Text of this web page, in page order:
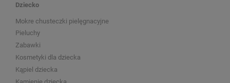
Dziecko
Mokre chusteczki pielęgnacyjne
Pieluchy
Zabawki
Kosmetyki dla dziecka
Kąpiel dziecka